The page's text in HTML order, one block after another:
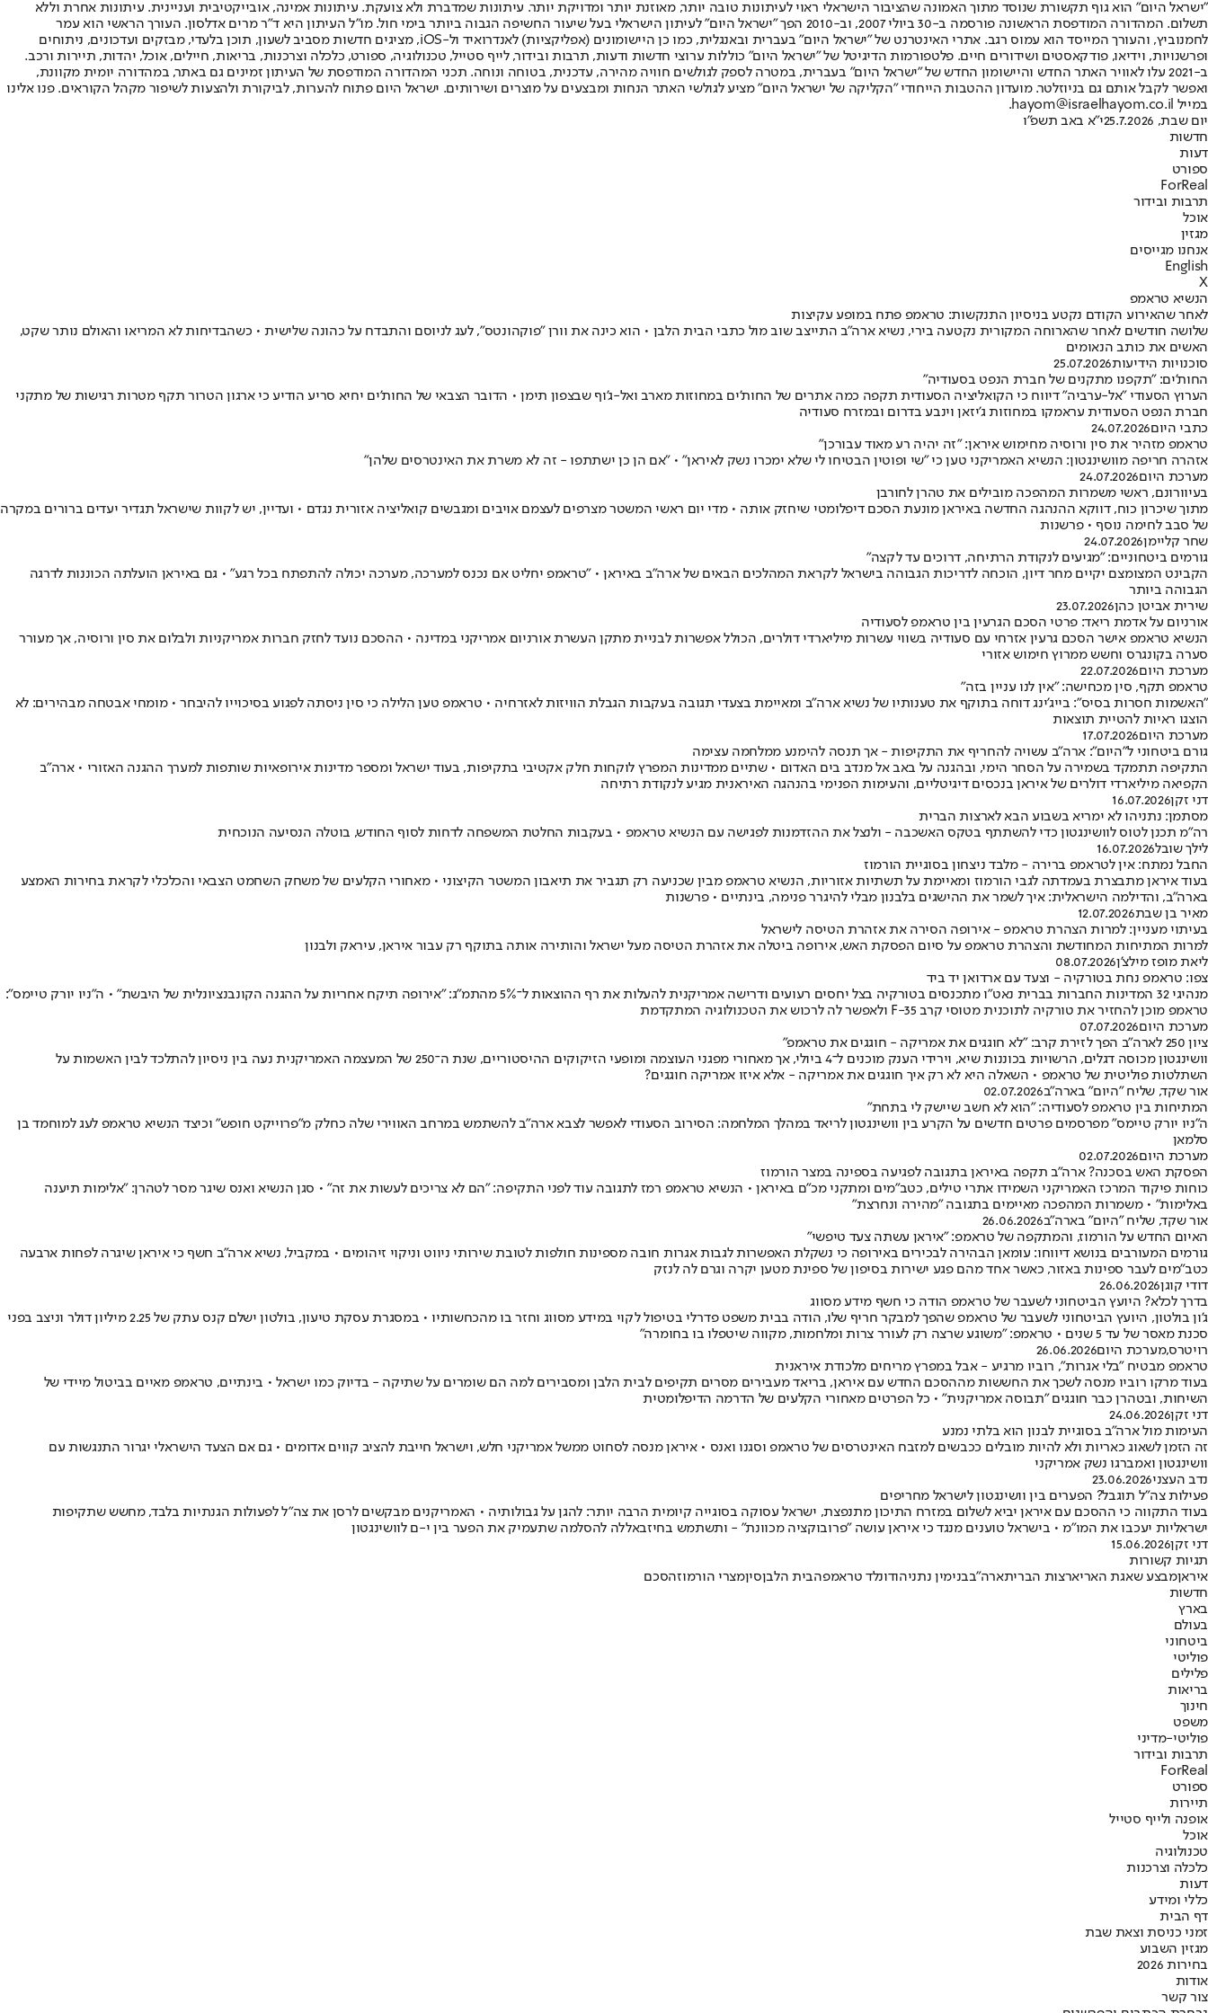
"ישראל היום" הוא גוף תקשורת שנוסד מתוך האמונה שהציבור הישראלי ראוי לעיתונות טובה יותר, מאוזנת יותר ומדויקת יותר. עיתונות שמדברת ולא צועקת. עיתונות אמינה, אובייקטיבית ועניינית. עיתונות אחרת וללא
תשלום. המהדורה המודפסת הראשונה פורסמה ב-30 ביולי 2007, וב-2010 הפך "ישראל היום" לעיתון הישראלי בעל שיעור החשיפה הגבוה ביותר בימי חול. מו"ל העיתון היא ד"ר מרים אדלסון. העורך הראשי הוא עמר
לחמנוביץ, והעורך המייסד הוא עמוס רגב. אתרי האינטרנט של "ישראל היום" בעברית ובאנגלית, כמו כן היישומונים (אפליקציות) לאנדרואיד ול-iOS, מציגים חדשות מסביב לשעון, תוכן בלעדי, מבזקים ועדכונים, ניתוחים
ופרשנויות, וידיאו, פודקאסטים ושידורים חיים. פלטפורמות הדיגיטל של "ישראל היום" כוללות ערוצי חדשות ודעות, תרבות ובידור, לייף סטייל, טכנולוגיה, ספורט, כלכלה וצרכנות, בריאות, חיילים, אוכל, יהדות, תיירות ורכב.
ב-2021 עלו לאוויר האתר החדש והיישומון החדש של "ישראל היום" בעברית, במטרה לספק לגולשים חוויה מהירה, עדכנית, בטוחה ונוחה. תכני המהדורה המודפסת של העיתון זמינים גם באתר, במהדורה יומית מקוונת,
ואפשר לקבל אותם גם בניוזלטר. מועדון ההטבות הייחודי "הקליקה של ישראל היום" מציע לגולשי האתר הנחות ומבצעים על מוצרים ושירותים. ישראל היום פתוח להערות, לביקורת ולהצעות לשיפור מקהל הקוראים. פנו אלינו
במייל hayom@israelhayom.co.il.
יום שבת, 25.7.2026
י"א באב תשפ"ו
חדשות
דעות
ספורט
ForReal
תרבות ובידור
אוכל
מגזין
אנחנו מגייסים
English
X
הנשיא טראמפ
לאחר שהאירוע הקודם נקטע בניסיון התנקשות: טראמפ פתח במופע עקיצות
שלושה חודשים לאחר שהארוחה המקורית נקטעה בירי, נשיא ארה"ב התייצב שוב מול כתבי הבית הלבן • הוא כינה את וורן "פוקהונטס", לעג לניוסם והתבדח על כהונה שלישית • כשהבדיחות לא המריאו והאולם נותר שקט,
האשים את כותב הנאומים
סוכנויות הידיעות25.07.2026
החות'ים: "תקפנו מתקנים של חברת הנפט בסעודיה"
הערוץ הסעודי "אל-ערביה" דיווח כי הקואליציה הסעודית תקפה כמה אתרים של החות'ים במחוזות מארב ואל-ג'וף שבצפון תימן • הדובר הצבאי של החות'ים יחיא סריע הודיע כי ארגון הטרור תקף מטרות רגישות של מתקני
חברת הנפט הסעודית עראמקו במחוזות ג'יזאן וינבע בדרום ובמזרח סעודיה
כתבי היום24.07.2026
טראמפ מזהיר את סין ורוסיה מחימוש איראן: "זה יהיה רע מאוד עבורכן"
אזהרה חריפה מוושינגטון: הנשיא האמריקני טען כי "שי ופוטין הבטיחו לי שלא ימכרו נשק לאיראן" • "אם הן כן ישתתפו - זה לא משרת את האינטרסים שלהן"
מערכת היום24.07.2026
בעיוורונם, ראשי משמרות המהפכה מובילים את טהרן לחורבן
מתוך שיכרון כוח, דווקא ההנהגה החדשה באיראן מונעת הסכם דיפלומטי שיחזק אותה • מדי יום ראשי המשטר מצרפים לעצמם אויבים ומגבשים קואליציה אזורית נגדם • ועדיין, יש לקוות שישראל תגדיר יעדים ברורים במקרה
של סבב לחימה נוסף • פרשנות
שחר קליימן24.07.2026
גורמים ביטחוניים: "מגיעים לנקודת הרתיחה, דרוכים עד לקצה"
הקבינט המצומצם יקיים מחר דיון, הוכחה לדריכות הגבוהה בישראל לקראת המהלכים הבאים של ארה"ב באיראן • "טראמפ יחליט אם נכנס למערכה, מערכה יכולה להתפתח בכל רגע" • גם באיראן הועלתה הכוננות לדרגה
הגבוהה ביותר
שירית אביטן כהן23.07.2026
אורניום על אדמת ריאד: פרטי הסכם הגרעין בין טראמפ לסעודיה
הנשיא טראמפ אישר הסכם גרעין אזרחי עם סעודיה בשווי עשרות מיליארדי דולרים, הכולל אפשרות לבניית מתקן העשרת אורניום אמריקני במדינה • ההסכם נועד לחזק חברות אמריקניות ולבלום את סין ורוסיה, אך מעורר
סערה בקונגרס וחשש ממרוץ חימוש אזורי
מערכת היום22.07.2026
טראמפ תקף, סין מכחישה: "אין לנו עניין בזה"
"האשמות חסרות בסיס": בייג'ינג דוחה בתוקף את טענותיו של נשיא ארה"ב ומאיימת בצעדי תגובה בעקבות הגבלת הוויזות לאזרחיה • טראמפ טען הלילה כי סין ניסתה לפגוע בסיכוייו להיבחר • מומחי אבטחה מבהירים: לא
הוצגו ראיות להטיית תוצאות
מערכת היום17.07.2026
גורם ביטחוני ל"היום": ארה"ב עשויה להחריף את התקיפות - אך תנסה להימנע ממלחמה עצימה
התקיפה תתמקד בשמירה על הסחר הימי, ובהגנה על באב אל מנדב בים האדום • שתיים ממדינות המפרץ לוקחות חלק אקטיבי בתקיפות, בעוד ישראל ומספר מדינות אירופאיות שותפות למערך ההגנה האזורי • ארה"ב
הקפיאה מיליארדי דולרים של איראן בנכסים דיגיטליים, והעימות הפנימי בהנהגה האיראנית מגיע לנקודת רתיחה
דני זקן16.07.2026
מסתמן: נתניהו לא ימריא בשבוע הבא לארצות הברית
רה"מ תכנן לטוס לוושינגטון כדי להשתתף בטקס האשכבה - ולנצל את ההזדמנות לפגישה עם הנשיא טראמפ • בעקבות החלטת המשפחה לדחות לסוף החודש, בוטלה הנסיעה הנוכחית
לילך שובל16.07.2026
החבל נמתח: אין לטראמפ ברירה - מלבד ניצחון בסוגיית הורמוז
בעוד איראן מתבצרת בעמדתה לגבי הורמוז ומאיימת על תשתיות אזוריות, הנשיא טראמפ מבין שכניעה רק תגביר את תיאבון המשטר הקיצוני • מאחורי הקלעים של משחק השחמט הצבאי והכלכלי לקראת בחירות האמצע
בארה"ב, והדילמה הישראלית: איך לשמר את ההישגים בלבנון מבלי להיגרר פנימה, בינתיים • פרשנות
מאיר בן שבת12.07.2026
בעיתוי מעניין: למרות הצהרת טראמפ - אירופה הסירה את אזהרת הטיסה לישראל
למרות המתיחות המחודשת והצהרת טראמפ על סיום הפסקת האש, אירופה ביטלה את אזהרת הטיסה מעל ישראל והותירה אותה בתוקף רק עבור איראן, עיראק ולבנון
ליאת מופז מילצ'ן08.07.2026
צפו: טראמפ נחת בטורקיה - וצעד עם ארדואן יד ביד
מנהיגי 32 המדינות החברות בברית נאט"ו מתכנסים בטורקיה בצל יחסים רעועים ודרישה אמריקנית להעלות את רף ההוצאות ל־5% מהתמ"ג: "אירופה תיקח אחריות על ההגנה הקונבנציונלית של היבשת" • ה"ניו יורק טיימס":
טראמפ מוכן להחזיר את טורקיה לתוכנית מטוסי קרב F-35 ולאפשר לה לרכוש את הטכנולוגיה המתקדמת
מערכת היום07.07.2026
ציון 250 לארה"ב הפך לזירת קרב: "לא חוגגים את אמריקה - חוגגים את טראמפ"
וושינגטון מכוסה דגלים, הרשויות בכוננות שיא, וירידי הענק מוכנים ל־4 ביולי, אך מאחורי מפגני העוצמה ומופעי הזיקוקים ההיסטוריים, שנת ה־250 של המעצמה האמריקנית נעה בין ניסיון להתלכד לבין האשמות על
השתלטות פוליטית של טראמפ • השאלה היא לא רק איך חוגגים את אמריקה - אלא איזו אמריקה חוגגים?
אור שקד, שליח "היום" בארה"ב02.07.2026
המתיחות בין טראמפ לסעודיה: "הוא לא חשב שיישק לי בתחת"
ה"ניו יורק טיימס" מפרסמים פרטים חדשים על הקרע בין וושינגטון לריאד במהלך המלחמה: הסירוב הסעודי לאפשר לצבא ארה"ב להשתמש במרחב האווירי שלה כחלק מ"פרוייקט חופש" וכיצד הנשיא טראמפ לעג למוחמד בן
סלמאן
מערכת היום02.07.2026
הפסקת האש בסכנה? ארה"ב תקפה באיראן בתגובה לפגיעה בספינה במצר הורמוז
כוחות פיקוד המרכז האמריקני השמידו אתרי טילים, כטב"מים ומתקני מכ"ם באיראן • הנשיא טראמפ רמז לתגובה עוד לפני התקיפה: "הם לא צריכים לעשות את זה" • סגן הנשיא ואנס שיגר מסר לטהרן: "אלימות תיענה
באלימות" • משמרות המהפכה מאיימים בתגובה "מהירה ונחרצת"
אור שקד, שליח "היום" בארה"ב26.06.2026
האיום החדש על הורמוז, והמתקפה של טראמפ: "איראן עשתה צעד טיפשי"
גורמים המעורבים בנושא דיווחו: עומאן הבהירה לבכירים באירופה כי נשקלת האפשרות לגבות אגרות חובה מספינות חולפות לטובת שירותי ניווט וניקוי זיהומים • במקביל, נשיא ארה"ב חשף כי איראן שיגרה לפחות ארבעה
כטב"מים לעבר ספינות באזור, כאשר אחד מהם פגע ישירות בסיפון של ספינת מטען יקרה וגרם לה לנזק
דודי קוגן26.06.2026
בדרך לכלא? היועץ הביטחוני לשעבר של טראמפ הודה כי חשף מידע מסווג
ג'ון בולטון, היועץ הביטחוני לשעבר של טראמפ שהפך למבקר חריף שלו, הודה בבית משפט פדרלי בטיפול לקוי במידע מסווג וחזר בו מהכחשותיו • במסגרת עסקת טיעון, בולטון ישלם קנס עתק של 2.25 מיליון דולר וניצב בפני
סכנת מאסר של עד 5 שנים • טראמפ: "משוגע שרצה רק לעורר צרות ומלחמות, מקווה שיטפלו בו בחומרה"
רויטרס,מערכת היום26.06.2026
טראמפ מבטיח "בלי אגרות", רוביו מרגיע - אבל במפרץ מריחים מלכודת איראנית
בעוד מרקו רוביו מנסה לשכך את החששות מההסכם החדש עם איראן, בריאד מעבירים מסרים תקיפים לבית הלבן ומסבירים למה הם שומרים על שתיקה - בדיוק כמו ישראל • בינתיים, טראמפ מאיים בביטול מיידי של
השיחות, ובטהרן כבר חוגגים "תבוסה אמריקנית" • כל הפרטים מאחורי הקלעים של הדרמה הדיפלומטית
דני זקן24.06.2026
העימות מול ארה"ב בסוגיית לבנון הוא בלתי נמנע
זה הזמן לשאוג כאריות ולא להיות מובלים ככבשים למזבח האינטרסים של טראמפ וסגנו ואנס • איראן מנסה לסחוט ממשל אמריקני חלש, וישראל חייבת להציב קווים אדומים • גם אם הצעד הישראלי יגרור התנגשות עם
וושינגטון ואמברגו נשק אמריקני
נדב העצני23.06.2026
פעילות צה"ל תוגבל? הפערים בין וושינגטון לישראל מחריפים
בעוד התקווה כי ההסכם עם איראן יביא לשלום במזרח התיכון מתנפצת, ישראל עסוקה בסוגייה קיומית הרבה יותר: להגן על גבולותיה • האמריקנים מבקשים לרסן את צה"ל לפעולות הגנתיות בלבד, מחשש שתקיפות
ישראליות יעכבו את המו"מ • בישראל טוענים מנגד כי איראן עושה "פרובוקציה מכוונת" - ותשתמש בחיזבאללה להסלמה שתעמיק את הפער בין י-ם לוושינגטון
דני זקן15.06.2026
תגיות קשורות
איראןמבצע שאגת האריארצות הבריתארה"בבנימין נתניהודונלד טראמפהבית הלבןסיןמצרי הורמוזהסכם
חדשות
בארץ
בעולם
ביטחוני
פוליטי
פלילים
בריאות
חינוך
משפט
פוליטי-מדיני
תרבות ובידור
ForReal
ספורט
תיירות
אופנה ולייף סטייל
אוכל
טכנולוגיה
כלכלה וצרכנות
דעות
כללי ומידע
דף הבית
זמני כניסת וצאת שבת
מגזין השבוע
בחירות 2026
אודות
צור קשר